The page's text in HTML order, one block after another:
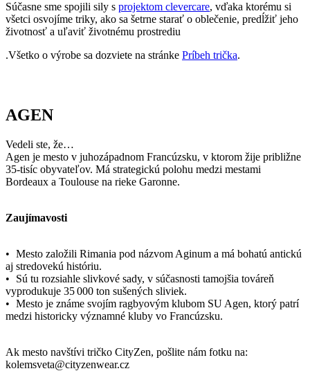
Súčasne sme spojili sily s projektom clevercare, vďaka ktorému si
všetci osvojíme triky, ako sa šetrne starať o oblečenie, predĺžiť jeho
životnosť a uľaviť životnému prostrediu
.Všetko o výrobe sa dozviete na stránke Príbeh trička.
AGEN
Vedeli ste, že…
Agen je mesto v juhozápadnom Francúzsku, v ktorom žije približne
35-tisíc obyvateľov. Má strategickú polohu medzi mestami
Bordeaux a Toulouse na rieke Garonne.
Zaujímavosti
• Mesto založili Rimania pod názvom Aginum a má bohatú antickú
aj stredovekú históriu.
• Sú tu rozsiahle slivkové sady, v súčasnosti tamojšia továreň
vyprodukuje 35 000 ton sušených sliviek.
• Mesto je známe svojím ragbyovým klubom SU Agen, ktorý patrí
medzi historicky významné kluby vo Francúzsku.
Ak mesto navštívi tričko CityZen, pošlite nám fotku na:
kolemsveta@cityzenwear.cz